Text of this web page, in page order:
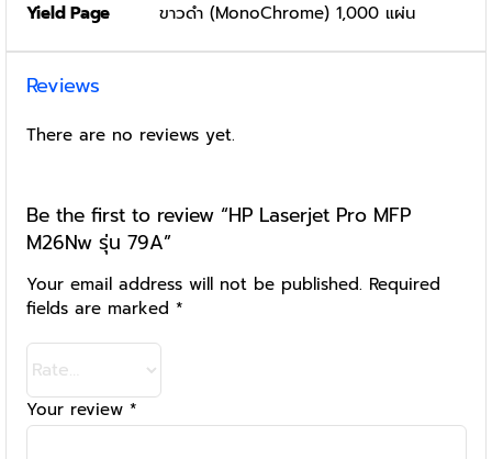
Yield Page
ขาวดำ (MonoChrome) 1,000 แผ่น
Reviews
There are no reviews yet.
Be the first to review “HP Laserjet Pro MFP
M26Nw รุ่น 79A”
Your email address will not be published. Required
fields are marked *
Your review *